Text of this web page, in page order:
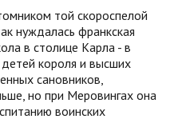
той скороспелой
нуждалась франкская
в столице Карла - в
короля и высших
сановников,
но при Меровингах она
воинских